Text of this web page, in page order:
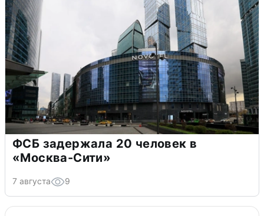
ФСБ задержала 20 человек в
«Москва-Сити»
7 августа 9